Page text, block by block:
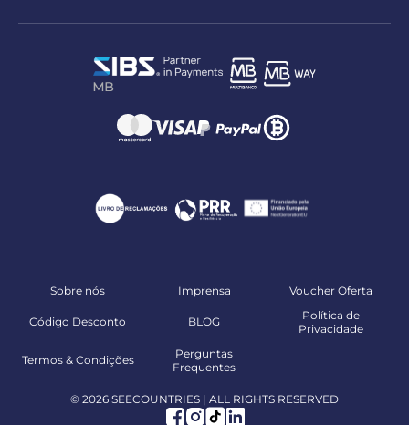
Sobre nós Imprensa Voucher Oferta
Código Desconto BLOG
Política de
Privacidade
Termos & Condições
Perguntas
Frequentes
© 2026 SEECOUNTRIES | ALL RIGHTS RESERVED